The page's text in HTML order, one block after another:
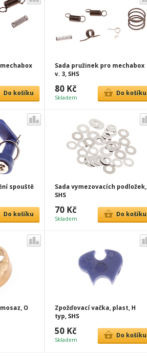
Do košíku
Sada pružinek pro mechabox
v. 3, SHS
80 Kč
Skladem
Do košíku
spouště
Do košíku
Sada vymezovacích podložek,
SHS
70 Kč
Skladem
Do košíku
O
Zpožďovací vačka, plast, H
typ, SHS
50 Kč
Skladem
Do košíku